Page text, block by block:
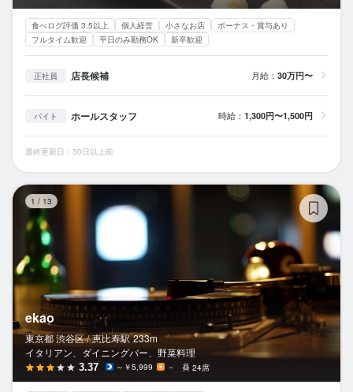
食べログ評価 3.5以上 個人経営 小さなお店
ボーナス・賞与あり
フルタイム歓迎
平日のみ勤務OK 新卒歓迎
正社員 店長候補 月給： 30万円〜
バイト ホールスタッフ 時給： 1,300円〜1,500円
最終更新日：30日以上前
1 / 13
ekao
東京都 渋谷区 / 恵比寿駅 233m
イタリアン、ダイニングバー、野菜料理
3.37 ～￥5,999 － 24席